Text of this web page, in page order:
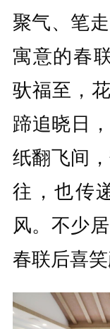
聚气、笔
寓意的春
驮福至，
蹄追晓日
纸翻飞间
往，也传
风。不少
春联后喜笑